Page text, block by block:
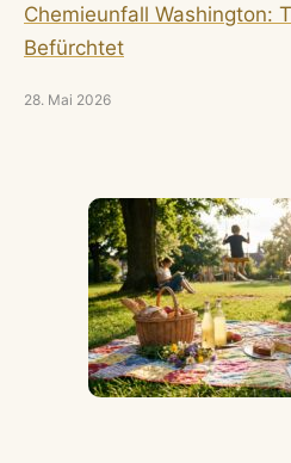
Chemieunfall Washington:
Befürchtet
28. Mai 2026